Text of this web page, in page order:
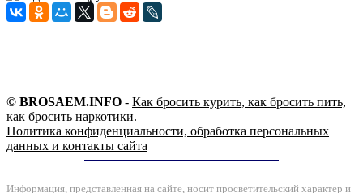
© BROSAEM.INFO - Как бросить курить, как бросить пить,
как бросить наркотики.
Политика конфиденциальности, обработка персональных
данных и контакты сайта
Информация, представленная на сайте, носит просветительский характер и